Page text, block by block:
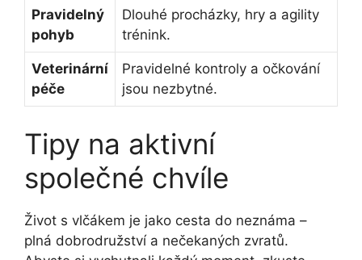
Pravidelný
pohyb
Dlouhé procházky, hry a agility
trénink.
Veterinární
péče
Pravidelné kontroly a očkování
jsou nezbytné.
Tipy na aktivní
společné chvíle
Život s vlčákem je jako cesta do neznáma –
plná dobrodružství a nečekaných zvratů.